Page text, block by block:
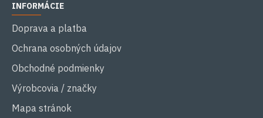
INFORMÁCIE
Doprava a platba
Ochrana osobných údajov
Obchodné podmienky
Výrobcovia / značky
Mapa stránok